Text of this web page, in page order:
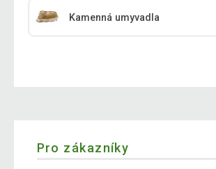
Kamenná umyvadla
Pro zákazníky